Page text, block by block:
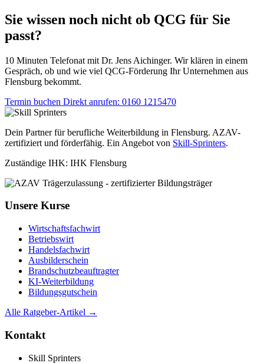
Sie wissen noch nicht ob QCG für Sie
passt?
10 Minuten Telefonat mit Dr. Jens Aichinger. Wir klären in einem
Gespräch, ob und wie viel QCG-Förderung Ihr Unternehmen aus
Flensburg bekommt.
Termin buchen Direkt anrufen: 0160 1215470
Dein Partner für berufliche Weiterbildung in Flensburg. AZAV-
zertifiziert und förderfähig. Ein Angebot von Skill-Sprinters.
Zuständige IHK: IHK Flensburg
Unsere Kurse
Wirtschaftsfachwirt
Betriebswirt
Handelsfachwirt
Ausbilderschein
Brandschutzbeauftragter
KI-Weiterbildung
Bildungsgutschein
Alle Ratgeber-Artikel →
Kontakt
Skill Sprinters